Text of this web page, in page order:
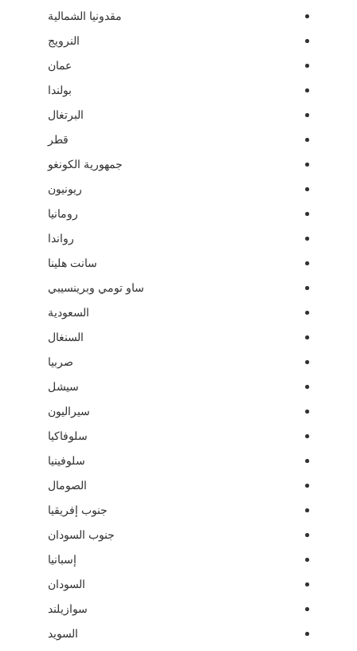
مقدونيا الشمالية
النرويج
عمان
بولندا
البرتغال
قطر
جمهورية الكونغو
ريونيون
رومانيا
رواندا
سانت هلينا
ساو تومي وبرينسيبي
السعودية
السنغال
صربيا
سيشل
سيراليون
سلوفاكيا
سلوفينيا
الصومال
جنوب إفريقيا
جنوب السودان
إسبانيا
السودان
سوازيلند
السويد